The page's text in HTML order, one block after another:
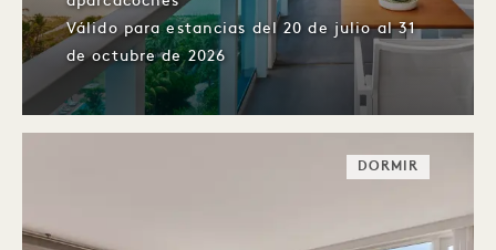
Válido para estancias del 20 de julio al 31
de octubre de 2026
DORMIR